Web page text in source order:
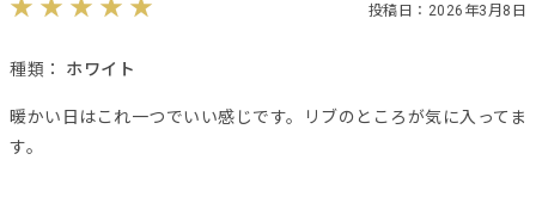
投稿日：2026年3月8日
種類： ホワイト
暖かい日はこれ一つでいい感じです。リブのところが気に入ってま
す。